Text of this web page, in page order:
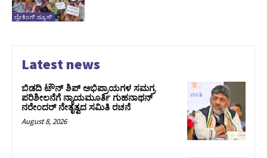
ಬ್ರೇಕಿಂಗ್ ನ್ಯೂಸ್
Latest news
ಬಿಡದಿ ಟೌನ್ ಶಿಪ್ ಅಭಿಪ್ರಾಯಗಳ ಸಮಗ್ರ
ಪರಿಶೀಲನೆಗೆ ನ್ಯಾಯಮೂರ್ತಿ ಗುಹನಾಥನ್
ನರೇಂದರ್ ನೇತೃತ್ವದ ಸಮಿತಿ ರಚನೆ
August 8, 2026